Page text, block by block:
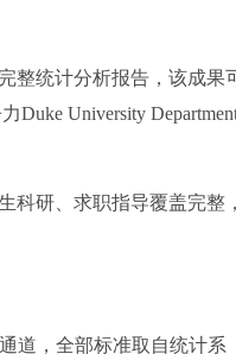
整统计分析报告，该成果
University
研、求职指导覆盖完整，
道，全部标准取自统计系